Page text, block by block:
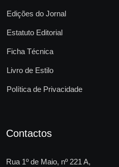
Edições do Jornal
Estatuto Editorial
Ficha Técnica
Livro de Estilo
Política de Privacidade
Contactos
Rua 1º de Maio, nº 221 A,